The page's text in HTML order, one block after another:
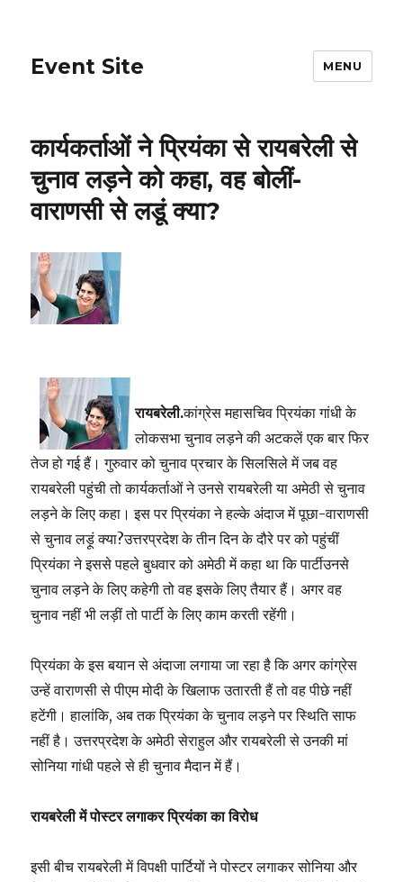
Event Site MENU
कार्यकर्ताओं ने प्रियंका से रायबरेली से
चुनाव लड़ने को कहा, वह बोलीं-
वाराणसी से लडूं क्या?
रायबरेली.कांग्रेस महासचिव प्रियंका गांधी के
लोकसभा चुनाव लड़ने की अटकलें एक बार फिर
तेज हो गई हैं। गुरुवार को चुनाव प्रचार के सिलसिले में जब वह
रायबरेली पहुंची तो कार्यकर्ताओं ने उनसे रायबरेली या अमेठी से चुनाव
लड़ने के लिए कहा। इस पर प्रियंका ने हल्के अंदाज में पूछा-वाराणसी
से चुनाव लड़ूं क्या?उत्तरप्रदेश के तीन दिन के दौरे पर को पहुंचीं
प्रियंका ने इससे पहले बुधवार को अमेठी में कहा था कि पार्टीउनसे
चुनाव लड़ने के लिए कहेगी तो वह इसके लिए तैयार हैं। अगर वह
चुनाव नहीं भी लड़ीं तो पार्टी के लिए काम करती रहेंगी।
प्रियंका के इस बयान से अंदाजा लगाया जा रहा है कि अगर कांग्रेस
उन्हें वाराणसी से पीएम मोदी के खिलाफ उतारती हैं तो वह पीछे नहीं
हटेंगी। हालांकि, अब तक प्रियंका के चुनाव लड़ने पर स्थिति साफ
नहीं है। उत्तरप्रदेश के अमेठी सेराहुल और रायबरेली से उनकी मां
सोनिया गांधी पहले से ही चुनाव मैदान में हैं।
रायबरेली में पोस्टर लगाकर प्रियंका का विरोध
इसी बीच रायबरेली में विपक्षी पार्टियों ने पोस्टर लगाकर सोनिया और